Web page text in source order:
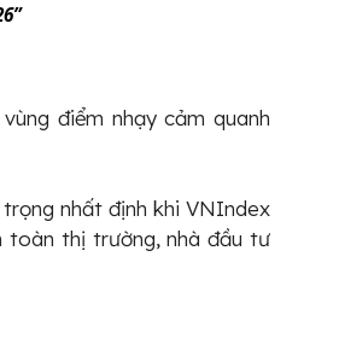
điểm nhạy cảm quanh
nhất định khi VNIndex
toàn thị trường, nhà đầu tư